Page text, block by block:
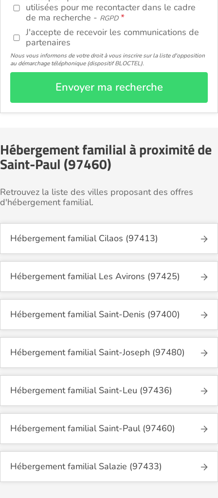
utilisées pour me recontacter dans le cadre
de ma recherche - RGPD
J'accepte de recevoir les communications de
partenaires
Nous vous informons de votre droit à vous inscrire sur la liste d'opposition
au démarchage téléphonique (dispositif BLOCTEL).
Envoyer ma recherche
Hébergement familial à proximité de
Saint-Paul (97460)
Retrouvez la liste des villes proposant des offres
d'hébergement familial.
Hébergement familial Cilaos (97413)
Hébergement familial Les Avirons (97425)
Hébergement familial Saint-Denis (97400)
Hébergement familial Saint-Joseph (97480)
Hébergement familial Saint-Leu (97436)
Hébergement familial Saint-Paul (97460)
Hébergement familial Salazie (97433)